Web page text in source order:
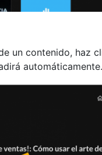
un contenido, haz
automáticamente.